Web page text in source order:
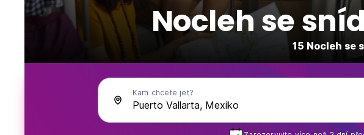
Nocleh se
15 Nocleh se
Kam chcete jet?